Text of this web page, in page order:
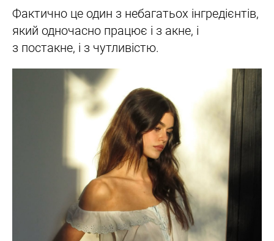
Фактично це один з небагатьох інгредієнтів,
який одночасно працює і з акне, і
з постакне, і з чутливістю.